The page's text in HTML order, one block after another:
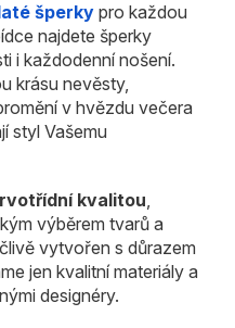
šperkypro každou
najdete šperky
i každodenní nošení.
krásu nevěsty,
v hvězdu večera
styl Vašemu
kvalitou,
výběrem tvarů a
vytvořen s důrazem
jen kvalitní materiály a
designéry.